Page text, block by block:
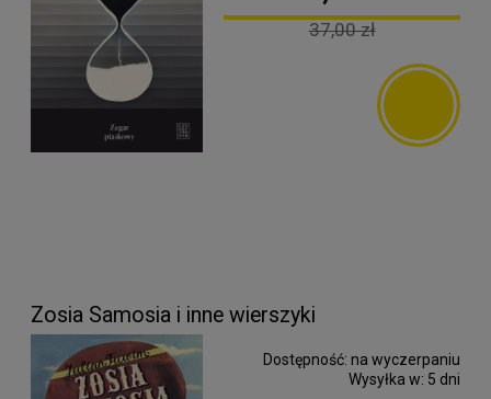
37,00 zł
Zosia Samosia i inne wierszyki
Dostępność: na wyczerpaniu
Wysyłka w: 5 dni